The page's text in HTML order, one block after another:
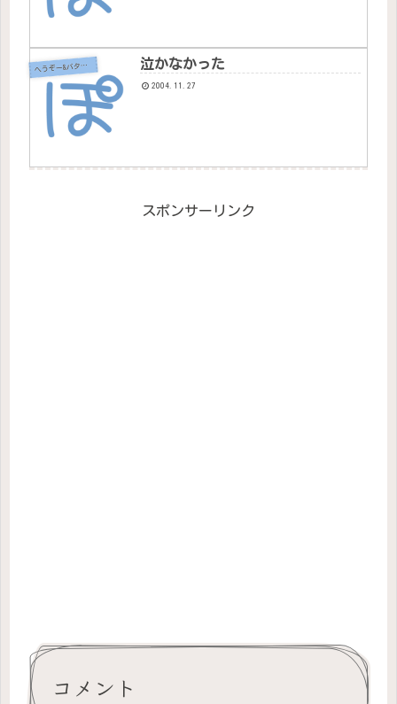
へ
うぞー&バタちゃん 泣かなかった
2004.11.27
スポンサーリンク
コメント